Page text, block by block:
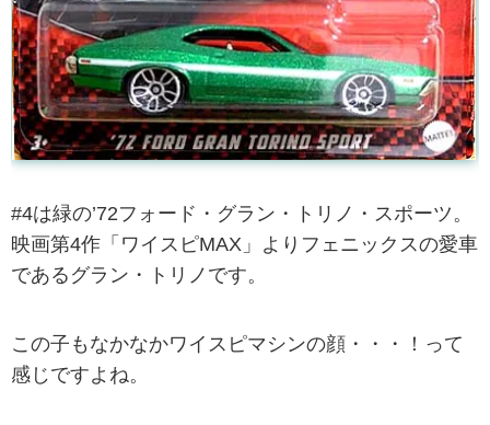
#4は緑の’72フォード・グラン・トリノ・スポーツ。
映画第4作「ワイスピMAX」よりフェニックスの愛車
であるグラン・トリノです。
この子もなかなかワイスピマシンの顔・・・！って
感じですよね。